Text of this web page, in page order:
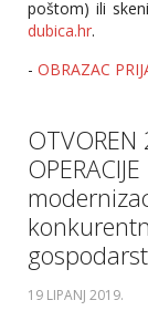
poštom) ili
dubica.hr.
- OBRAZAC
OTVOREN
19 LIPANJ 2019.